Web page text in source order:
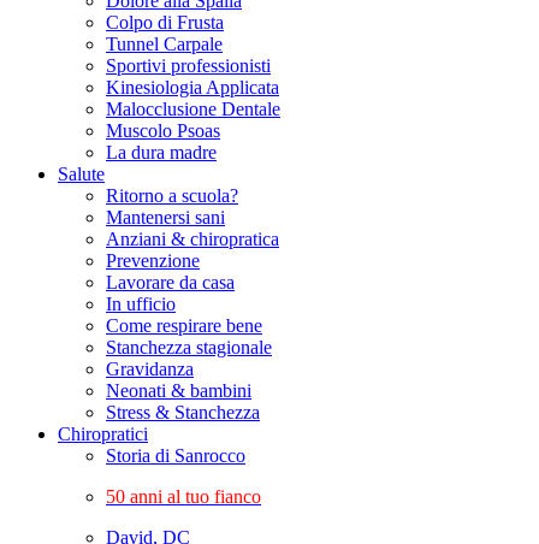
Colpo di Frusta
Tunnel Carpale
Sportivi professionisti
Kinesiologia Applicata
Malocclusione Dentale
Muscolo Psoas
La dura madre
Salute
Ritorno a scuola?
Mantenersi sani
Anziani & chiropratica
Prevenzione
Lavorare da casa
In ufficio
Come respirare bene
Stanchezza stagionale
Gravidanza
Neonati & bambini
Stress & Stanchezza
Chiropratici
Storia di Sanrocco
50 anni al tuo fianco
David, DC